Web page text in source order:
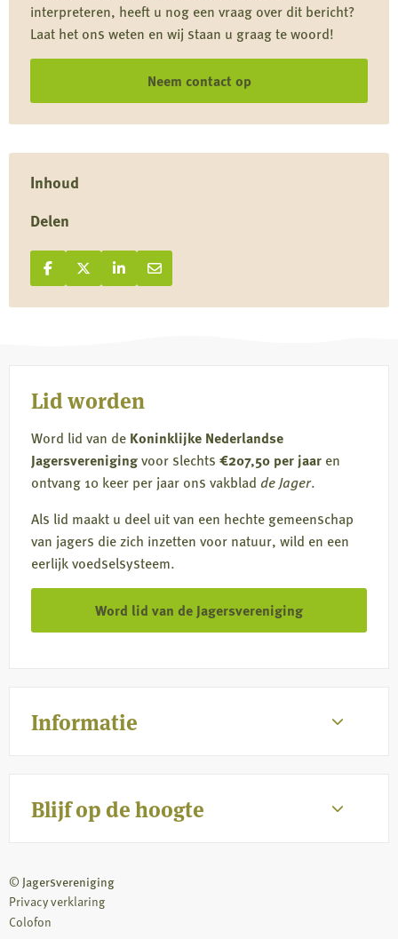
interpreteren, heeft u nog een vraag over dit bericht?
Laat het ons weten en wij staan u graag te woord!
Neem contact op
Inhoud
Delen
Deel op Facebook
Deel
op
Deel op X
Deel
op
Deel op LinkedIn
Deel
op
Deel via e-mail
Deel
via
Informatie
Lid worden
Word lid van de Koninklijke Nederlandse
Jagersverenigingvoor slechts €207,50 per jaar en
ontvang 10 keer per jaar ons vakblad de Jager.
Als lid maakt u deel uit van een hechte gemeenschap
van jagers die zich inzetten voor natuur, wild en een
eerlijk voedselsysteem.
Word lid van de Jagersvereniging
Blijf op de hoogte
© Jagersvereniging
Privacy verklaring
Colofon